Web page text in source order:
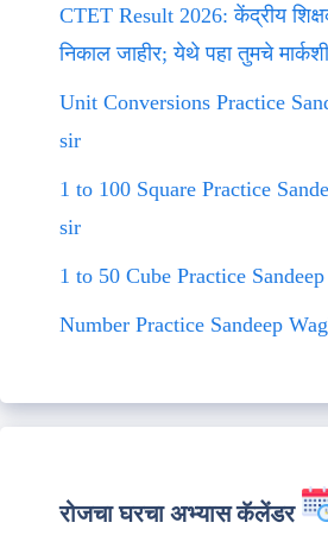
CTET Result 2026: केंद्रीय
निकाल जाहीर; येथे पहा तुमचे
Unit Conversions Practice
sir
1 to 100 Square Practice
sir
1 to 50 Cube Practice
Number Practice Sandeep
रोजचा घरचा अभ्यास कॅलेंडर